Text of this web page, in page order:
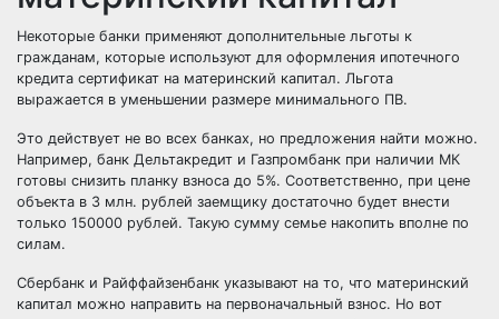
Некоторые банки применяют дополнительные льготы к
гражданам, которые используют для оформления ипотечного
кредита сертификат на материнский капитал. Льгота
выражается в уменьшении размере минимального ПВ.
Это действует не во всех банках, но предложения найти можно.
Например, банк Дельтакредит и Газпромбанк при наличии МК
готовы снизить планку взноса до 5%. Соответственно, при цене
объекта в 3 млн. рублей заемщику достаточно будет внести
только 150000 рублей. Такую сумму семье накопить вполне по
силам.
Сбербанк и Райффайзенбанк указывают на то, что материнский
капитал можно направить на первоначальный взнос. Но вот